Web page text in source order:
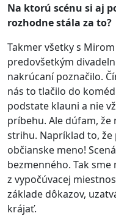
Na ktorú scénu si aj
rozhodne stála za to?
Takmer všetky s
predovšetkým
nakrúcaní poznačilo.
nás to tlačilo do
podstate klauni a nie
príbehu. Ale dúfam,
strihu. Napríklad to,
občianske meno!
bezmenného. Tak
z vypočúvacej
základe dôkazov,
krájať.